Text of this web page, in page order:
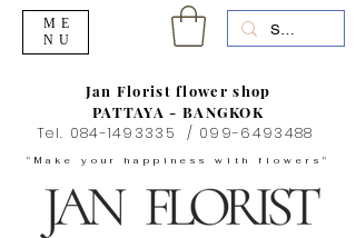
"Make your happiness with flowers"
Jan Florist flower shop
PATTAYA - BANGKOK
Tel. 084-1493335 / 099-6493488
ME
NU